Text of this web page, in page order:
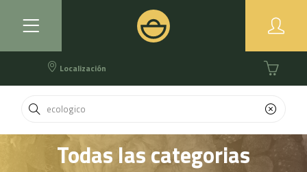
Localización
Todas las categorias